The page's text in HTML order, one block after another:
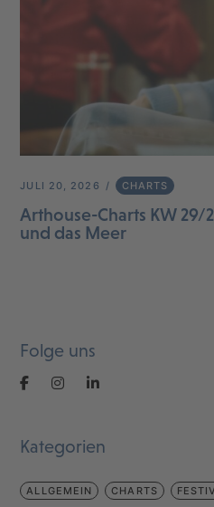
JULI 20, 2026 CHARTS
Arthouse-Charts KW 29/
und das Meer
Folge uns
Kategorien
ALLGEMEIN CHARTS